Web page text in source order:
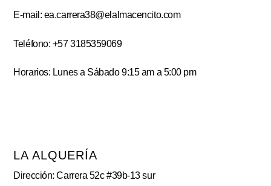
E-mail: ea.carrera38@elalmacencito.com
Teléfono: +57 3185359069
Horarios: Lunes a Sábado 9:15 am a 5:00 pm
LA ALQUERÍA
Dirección: Carrera 52c #39b-13 sur